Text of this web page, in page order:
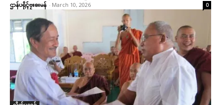
ညးဒါန်လိက်
ဗွဳဒဳယဵု
ကေတ်အဆက်
© ဌာန်ပရိုၚ်ဗၠးၜးမန်
ဌာန်ပရိုၚ်ဗၠးၜးမန် - March 10, 2026 0